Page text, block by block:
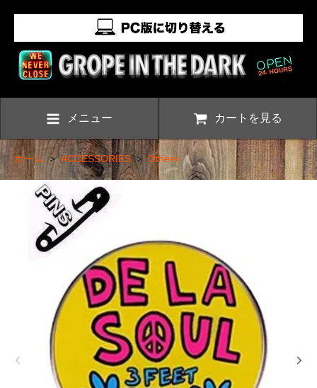
メニュー カートを見る
ホーム>ACCESSORIES>Others